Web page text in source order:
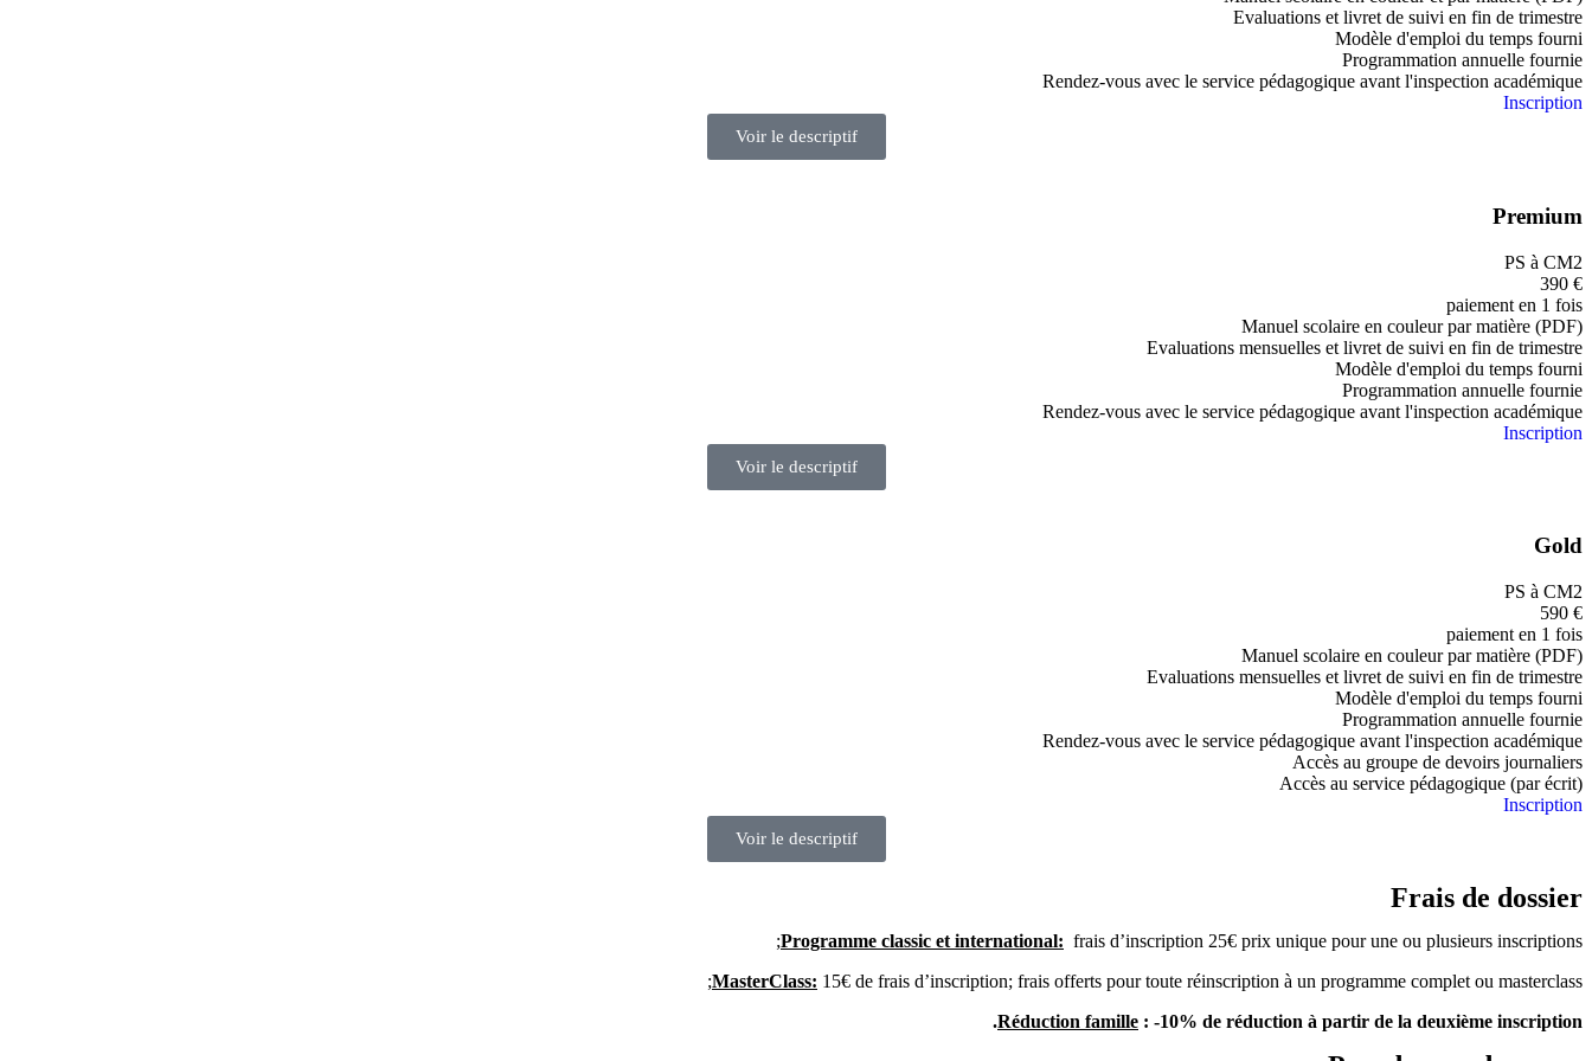
Evaluations et livret de suivi en fin de trimestre
Modèle d'emploi du temps fourni
Programmation annuelle fournie
Rendez-vous avec le service pédagogique avant l'inspection académique
Inscription
Voir le descriptif
Premium
PS à CM2
€
390
paiement en 1 fois
Manuel scolaire en couleur par matière (PDF)
Evaluations mensuelles et livret de suivi en fin de trimestre
Modèle d'emploi du temps fourni
Programmation annuelle fournie
Rendez-vous avec le service pédagogique avant l'inspection académique
Inscription
Voir le descriptif
Gold
PS à CM2
€
590
paiement en 1 fois
Manuel scolaire en couleur par matière (PDF)
Evaluations mensuelles et livret de suivi en fin de trimestre
Modèle d'emploi du temps fourni
Programmation annuelle fournie
Rendez-vous avec le service pédagogique avant l'inspection académique
Accès au groupe de devoirs journaliers
Accès au service pédagogique (par écrit)
Inscription
Voir le descriptif
Frais de dossier
Programme classic et international: frais d’inscription 25€ prix unique pour une ou plusieurs inscriptions;
MasterClass: 15€ de frais d’inscription; frais offerts pour toute réinscription à un programme complet ou masterclass;
Réduction famille : -10% de réduction à partir de la deuxième inscription.